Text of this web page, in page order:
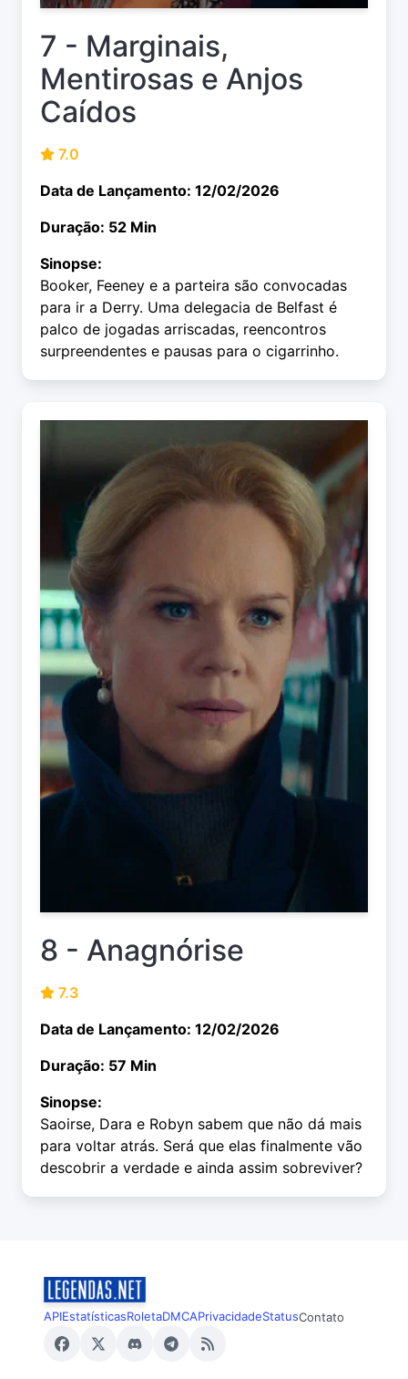
7 - Marginais,
Mentirosas e Anjos
Caídos
7.0
Data de Lançamento: 12/02/2026
Duração: 52 Min
Sinopse:
Booker, Feeney e a parteira são convocadas
para ir a Derry. Uma delegacia de Belfast é
palco de jogadas arriscadas, reencontros
surpreendentes e pausas para o cigarrinho.
8 - Anagnórise
7.3
Data de Lançamento: 12/02/2026
Duração: 57 Min
Sinopse:
Saoirse, Dara e Robyn sabem que não dá mais
para voltar atrás. Será que elas finalmente vão
descobrir a verdade e ainda assim sobreviver?
APIEstatísticasRoletaDMCAPrivacidadeStatusContato